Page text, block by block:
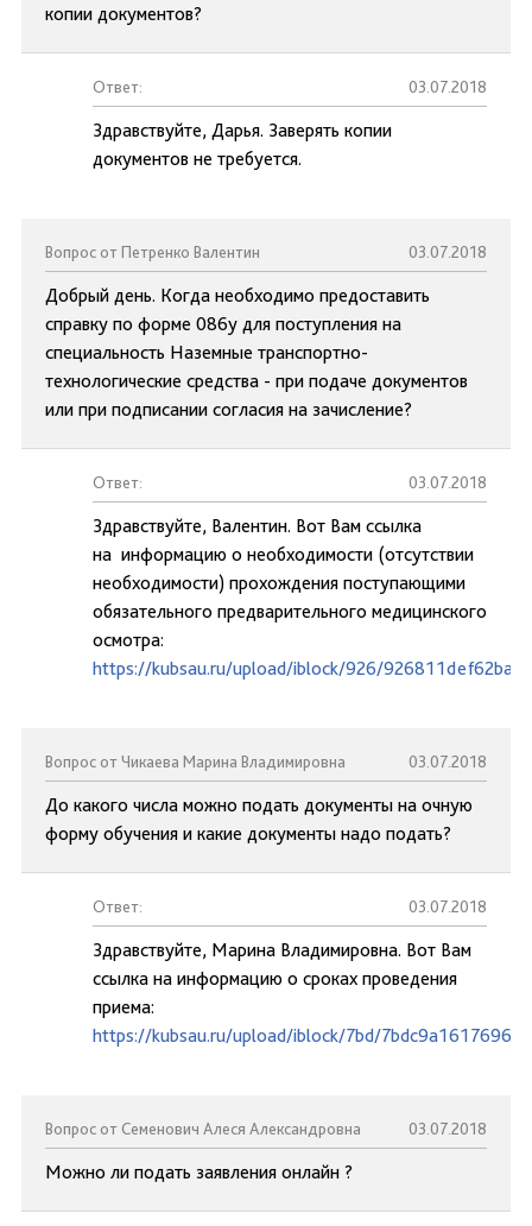
копии документов?
Ответ: 03.07.2018
Здравствуйте, Дарья. Заверять копии
документов не требуется.
Вопрос от Петренко Валентин 03.07.2018
Добрый день. Когда необходимо предоставить
справку по форме 086у для поступления на
специальность Наземные транспортно-
технологические средства - при подаче документов
или при подписании согласия на зачисление?
Ответ: 03.07.2018
Здравствуйте, Валентин. Вот Вам ссылка
на информацию о необходимости (отсутствии
необходимости) прохождения поступающими
обязательного предварительного медицинского
осмотра:
https://kubsau.ru/upload/iblock/926/
Вопрос от Чикаева Марина Владимировна 03.07.2018
До какого числа можно подать документы на очную
форму обучения и какие документы надо подать?
Ответ: 03.07.2018
Здравствуйте, Марина Владимировна. Вот Вам
ссылка на информацию о сроках проведения
приема:
https://kubsau.ru/upload/iblock/7bd/
Вопрос от Семенович Алеся Александровна 03.07.2018
Можно ли подать заявления онлайн ?